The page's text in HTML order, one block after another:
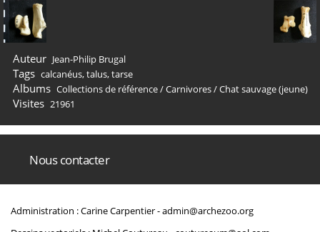
Auteur Jean-Philip Brugal
Tags calcanéus,talus,tarse
Albums Collections de référence/Carnivores/Chat sauvage (jeune)
Visites 21961
Nous contacter
Administration : Carine Carpentier -admin@archezoo.org